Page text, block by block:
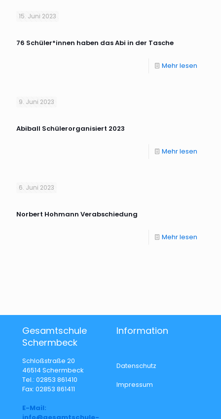
15. Juni 2023
76 Schüler*innen haben das Abi in der Tasche
Mehr lesen
9. Juni 2023
Abiball Schülerorganisiert 2023
Mehr lesen
6. Juni 2023
Norbert Hohmann Verabschiedung
Mehr lesen
Gesamtschule
Schermbeck
Schloßstraße 20
46514 Schermbeck
Tel.: 02853 861410
Fax: 02853 861411
E-Mail:
Information
Datenschutz
Impressum